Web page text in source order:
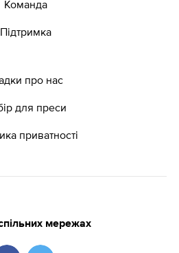
Команда
Підтримка
про нас
для преси
приватності
мережах